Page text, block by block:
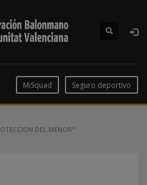
MiSquad Seguro deportivo
DEL MENOR"